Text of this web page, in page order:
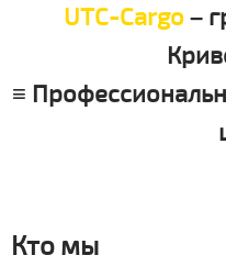
UTC-Cargo–
≡
Кто мы